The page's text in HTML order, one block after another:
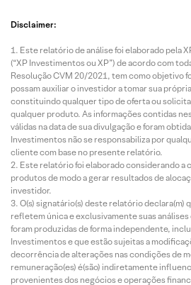
Disclaimer:
Este relatório de análise foi elaborado pela
(“XP Investimentos ou XP”) de acordo com
Resolução CVM 20/2021, tem como objetivo
possam auxiliar o investidor a tomar sua
constituindo qualquer tipo de oferta ou
qualquer produto. As informações contidas
válidas na data de sua divulgação e foram
Investimentos não se responsabiliza por
cliente com base no presente relatório.
Este relatório foi elaborado considerando a
produtos de modo a gerar resultados de
investidor.
O(s) signatário(s) deste relatório declara(m)
refletem única e exclusivamente suas
foram produzidas de forma independente,
Investimentos e que estão sujeitas a
decorrência de alterações nas condições de
remuneração(es) é(são) indiretamente
provenientes dos negócios e operações